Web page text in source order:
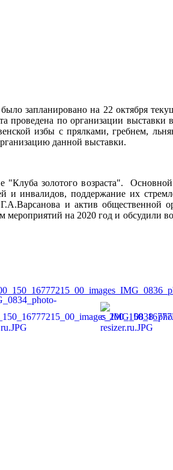
запланировано на 22 октября
проведена по организации
избы с прялками, гребнем,
данной выставки.
"Клуба золотого возраста".
и инвалидов, поддержание их
и актив общественной
на 2020 год и обсудили